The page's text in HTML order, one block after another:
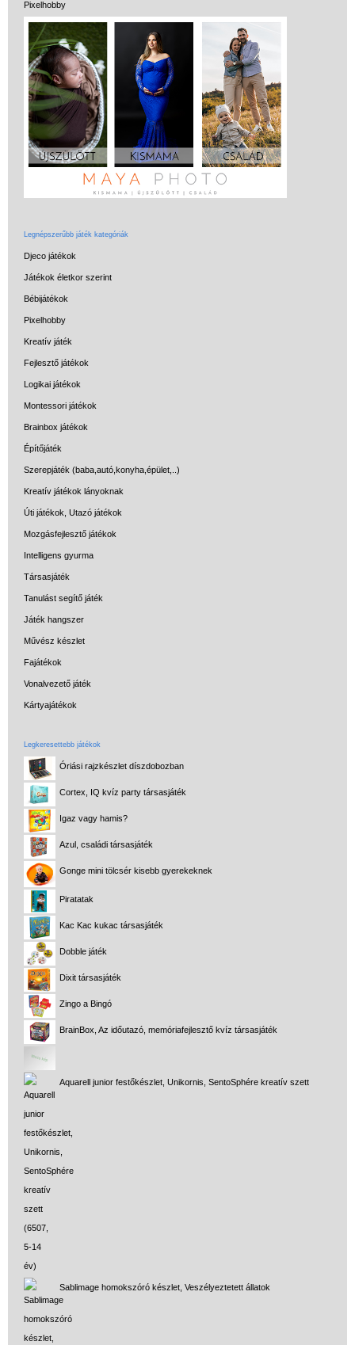
Pixelhobby
Legnépszerűbb játék kategóriák
Djeco játékok
Játékok életkor szerint
Bébijátékok
Pixelhobby
Kreatív játék
Fejlesztő játékok
Logikai játékok
Montessori játékok
Brainbox játékok
Építőjáték
Szerepjáték (baba,autó,konyha,épület,..)
Kreatív játékok lányoknak
Úti játékok, Utazó játékok
Mozgásfejlesztő játékok
Intelligens gyurma
Társasjáték
Tanulást segítő játék
Játék hangszer
Művész készlet
Fajátékok
Vonalvezető játék
Kártyajátékok
Legkeresettebb játékok
Óriási rajzkészlet díszdobozban
Cortex, IQ kvíz party társasjáték
Igaz vagy hamis?
Azul, családi társasjáték
Gonge mini tölcsér kisebb gyerekeknek
Piratatak
Kac Kac kukac társasjáték
Dobble játék
Dixit társasjáték
Zingo a Bingó
BrainBox, Az időutazó, memóriafejlesztő kvíz társasjáték
Aquarell junior festőkészlet, Unikornis, SentoSphére kreatív szett
Sablimage homokszóró készlet, Veszélyeztetett állatok